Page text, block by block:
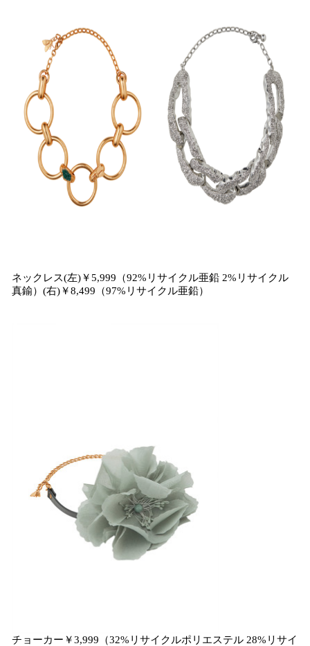
ネックレス(左)￥5,999（92%リサイクル亜鉛 2%リサイクル
真鍮）(右)￥8,499（97%リサイクル亜鉛）
チョーカー￥3,999（32%リサイクルポリエステル 28%リサイ